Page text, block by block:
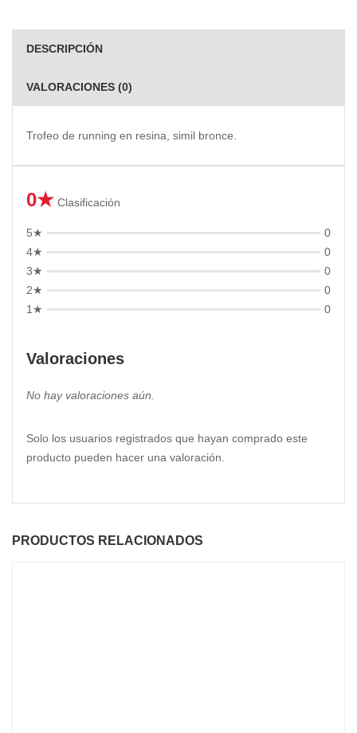
DESCRIPCIÓN
VALORACIONES (0)
Trofeo de running en resina, simil bronce.
0★ Clasificación
5★
0
4★
0
3★
0
2★
0
1★
0
Valoraciones
No hay valoraciones aún.
Solo los usuarios registrados que hayan comprado este
producto pueden hacer una valoración.
PRODUCTOS RELACIONADOS